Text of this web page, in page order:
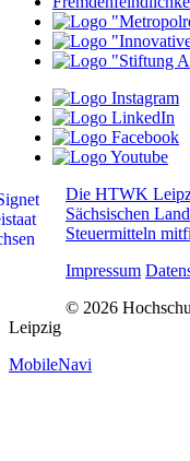
Die HTWK
Sächsischen
Steuermitteln
Impressum
© 2026
Leipzig
MobileNavi